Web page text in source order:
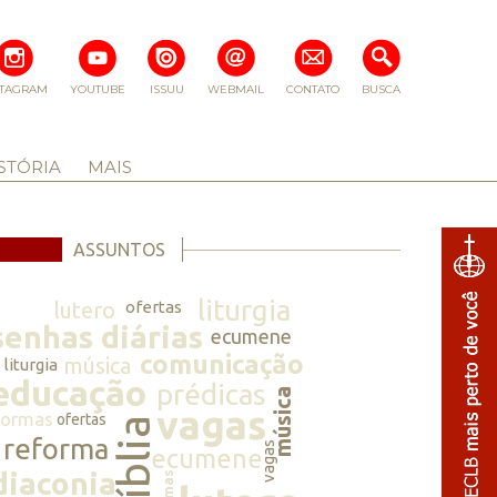
BUSCA
CONTATO
WEBMAIL
ISSUU
YOUTUBE
MAIS
ASSUNTOS
lutero ofertas liturgia
diárias ecumene
liturgia música comunicação
prédicasmúsica
ofertasbíbliavagas
reforma ecumenevagas